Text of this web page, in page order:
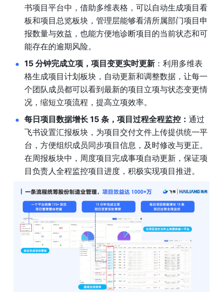
书项目平台中，借助多维表格，可以自动生成项目看
板和项目总览板块，管理层能够看清所属部门项目申
报数量与效益，也能方便地诊断项目的当前状态和可
能存在的逾期风险。
15 分钟完成立项，项目变更实时更新 ：利用多维表
格生成项目计划板块，自动更新和调整数据，让每一
个团队成员都可以看到最新的项目立项与状态变更情
况，缩短立项流程，提高立项效率。
每日项目数据增长 15 条，项目过程全程监控： 通过
飞书设置汇报板块，为项目交付文件上传提供统一平
台，方便组织成员同步项目信息，及时修改与更正。
在周报板块中，周度项目完成事项自动更新，保证项
目负责人全程监控项目进度，积极实现项目推进。